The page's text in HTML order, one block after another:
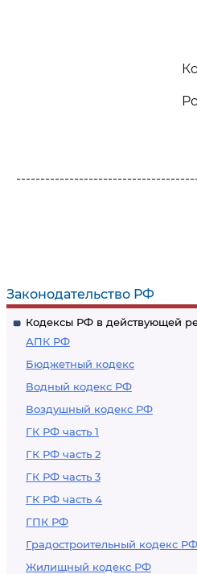
Законодательство РФ
Кодексы РФ в действующей
АПК РФ
Бюджетный кодекс
Водный кодекс РФ
Воздушный кодекс РФ
ГК РФ часть 1
ГК РФ часть 2
ГК РФ часть 3
ГК РФ часть 4
ГПК РФ
Градостроительный кодекс РФ
Жилищный кодекс РФ